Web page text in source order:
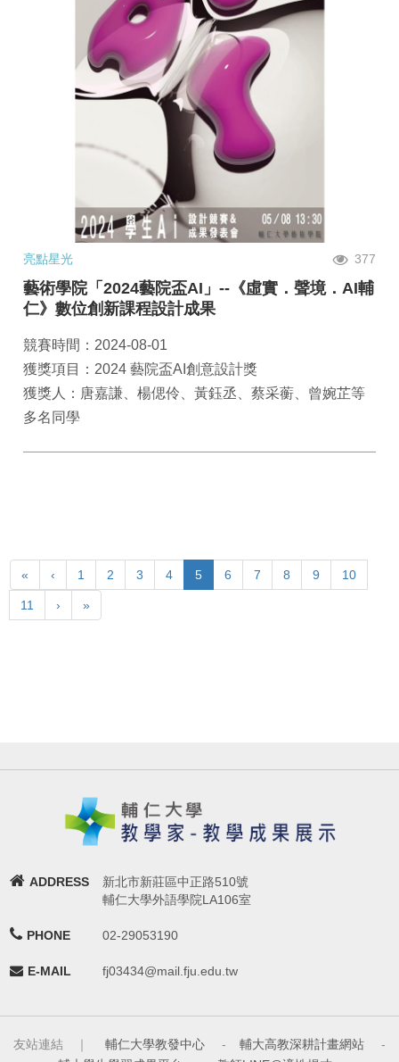
亮點星光 377
藝術學院「2024藝院盃AI」--《虛實．聲境．AI輔
仁》數位創新課程設計成果
競賽時間：2024-08-01
獲獎項目：2024 藝院盃AI創意設計獎
獲獎人：唐嘉謙、楊偲伶、黃鈺丞、蔡采蘅、曾婉芷等
多名同學
« ‹ 1 2 3 4 5 6 7 8 9 10
11 › »
ADDRESS
新北市新莊區中正路510號
輔仁大學外語學院LA106室
PHONE 02-29053190
E-MAIL fj03434@mail.fju.edu.tw
友站連結 ｜ 輔仁大學教發中心 - 輔大高教深耕計畫網站
-